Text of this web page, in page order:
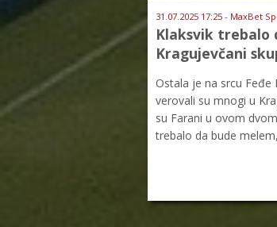
31.07.2025 17:25 - MaxBet
Klaksvik trebalo
Kragujevčani
Ostala je na srcu
verovali su mnogi u
su Farani u ovom
trebalo da bude